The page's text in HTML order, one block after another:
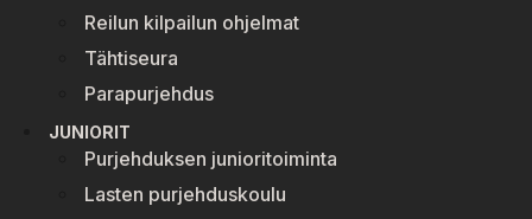
Reilun kilpailun ohjelmat
Tähtiseura
Parapurjehdus
JUNIORIT
Purjehduksen junioritoiminta
Lasten purjehduskoulu